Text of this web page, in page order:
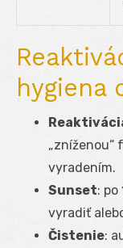
hygiena
„zníženou“
vyradením.
Sunset:
vyradiť
Čistenie: